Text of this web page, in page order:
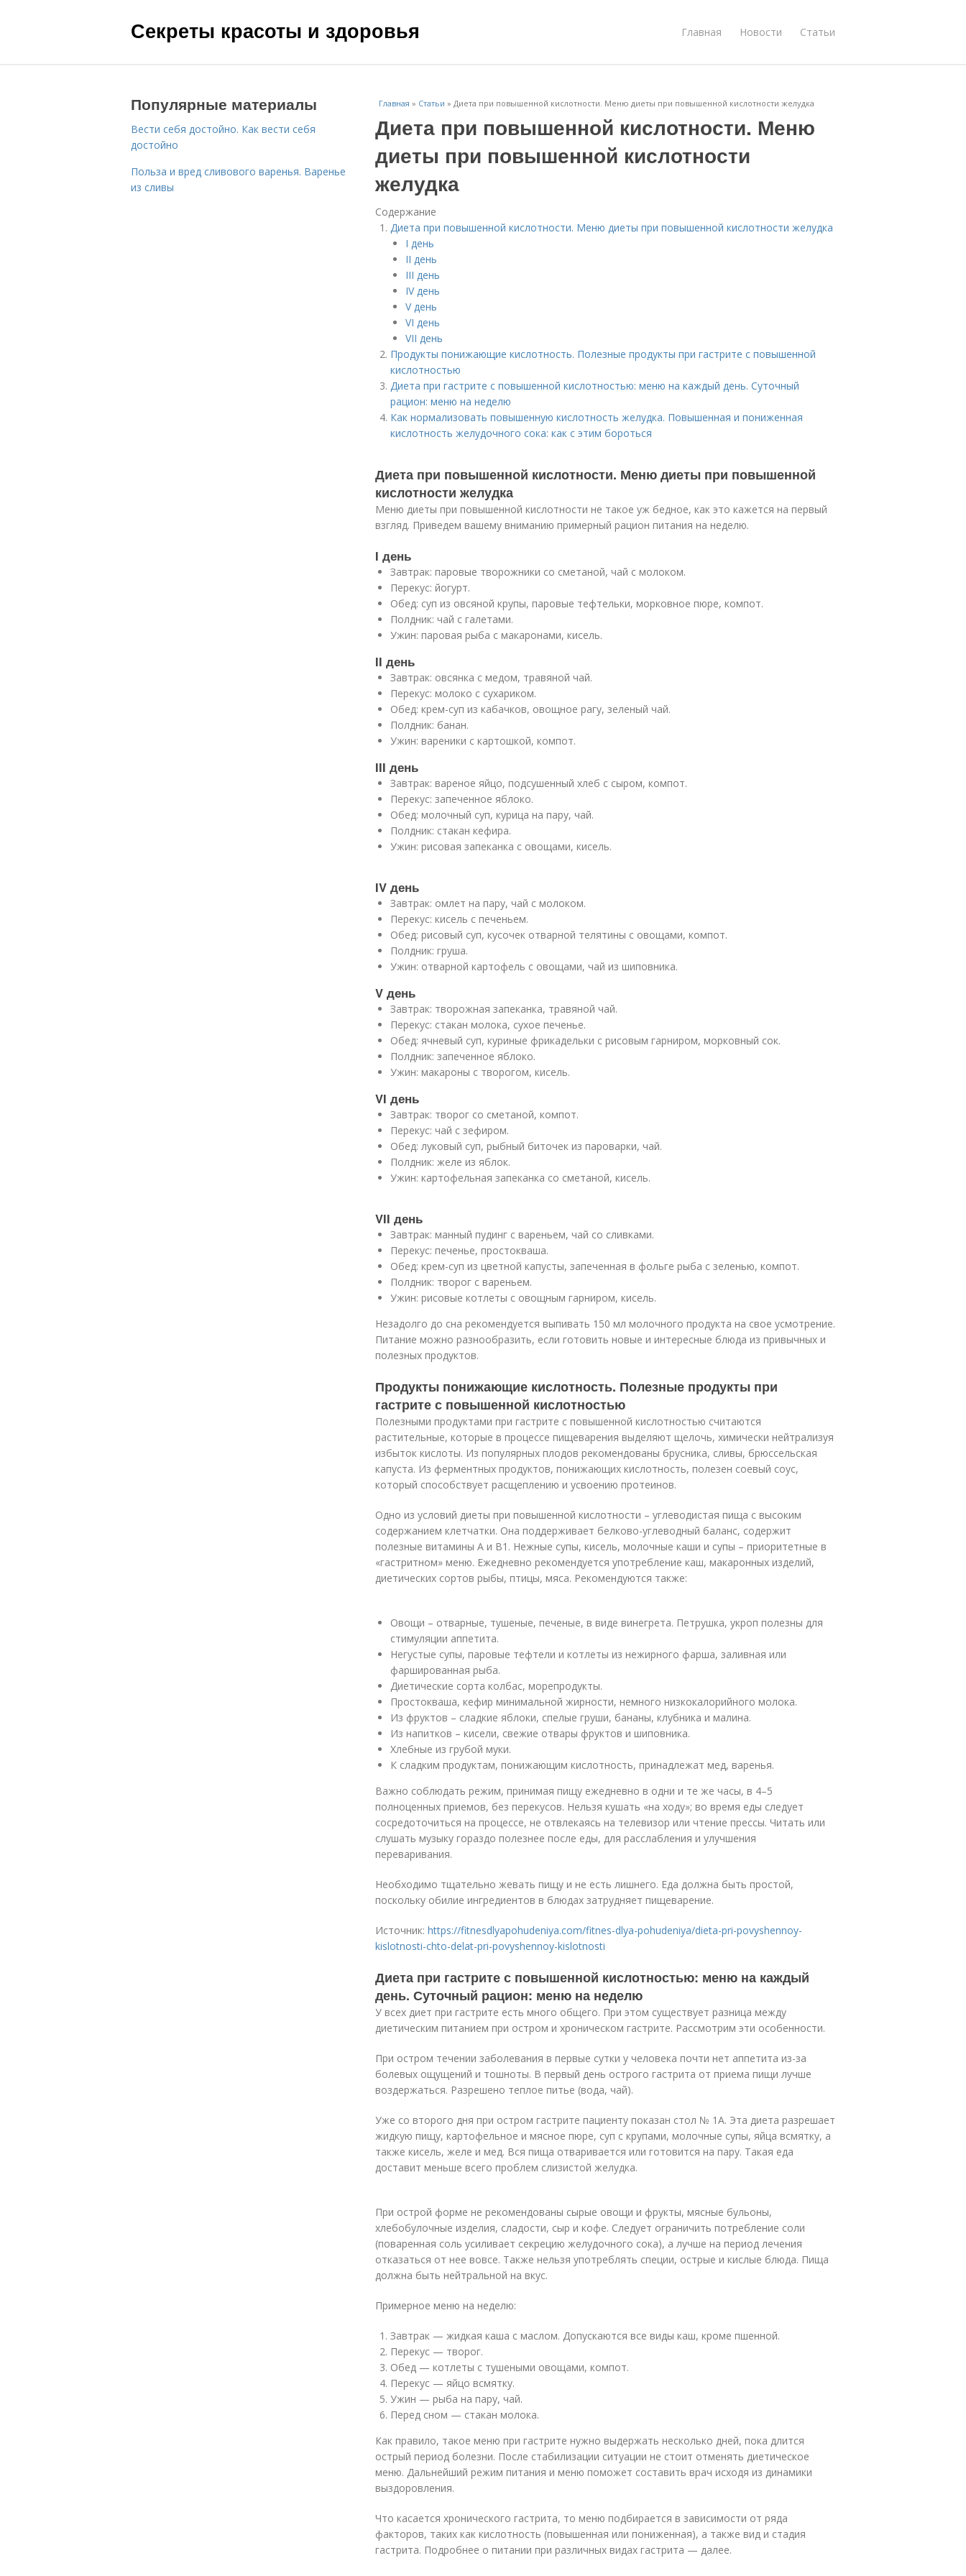
Секреты красоты и здоровья Главная Новости Статьи
Главная » Статьи » Диета при повышенной кислотности. Меню диеты при повышенной кислотности желудка
Диета при повышенной кислотности. Меню
диеты при повышенной кислотности
желудка
Содержание
Диета при повышенной кислотности. Меню диеты при повышенной кислотности желудка
I день
II день
III день
IV день
V день
VI день
VII день
Продукты понижающие кислотность. Полезные продукты при гастрите с повышенной
кислотностью
Диета при гастрите с повышенной кислотностью: меню на каждый день. Суточный
рацион: меню на неделю
Как нормализовать повышенную кислотность желудка. Повышенная и пониженная
кислотность желудочного сока: как с этим бороться
Диета при повышенной кислотности. Меню диеты при повышенной
кислотности желудка
Меню диеты при повышенной кислотности не такое уж бедное, как это кажется на первый
взгляд. Приведем вашему вниманию примерный рацион питания на неделю.
I день
Завтрак: паровые творожники со сметаной, чай с молоком.
Перекус: йогурт.
Обед: суп из овсяной крупы, паровые тефтельки, морковное пюре, компот.
Полдник: чай с галетами.
Ужин: паровая рыба с макаронами, кисель.
II день
Завтрак: овсянка с медом, травяной чай.
Перекус: молоко с сухариком.
Обед: крем-суп из кабачков, овощное рагу, зеленый чай.
Полдник: банан.
Ужин: вареники с картошкой, компот.
III день
Завтрак: вареное яйцо, подсушенный хлеб с сыром, компот.
Перекус: запеченное яблоко.
Обед: молочный суп, курица на пару, чай.
Полдник: стакан кефира.
Ужин: рисовая запеканка с овощами, кисель.
IV день
Завтрак: омлет на пару, чай с молоком.
Перекус: кисель с печеньем.
Обед: рисовый суп, кусочек отварной телятины с овощами, компот.
Полдник: груша.
Ужин: отварной картофель с овощами, чай из шиповника.
V день
Завтрак: творожная запеканка, травяной чай.
Перекус: стакан молока, сухое печенье.
Обед: ячневый суп, куриные фрикадельки с рисовым гарниром, морковный сок.
Полдник: запеченное яблоко.
Ужин: макароны с творогом, кисель.
VI день
Завтрак: творог со сметаной, компот.
Перекус: чай с зефиром.
Обед: луковый суп, рыбный биточек из пароварки, чай.
Полдник: желе из яблок.
Ужин: картофельная запеканка со сметаной, кисель.
VII день
Завтрак: манный пудинг с вареньем, чай со сливками.
Перекус: печенье, простокваша.
Обед: крем-суп из цветной капусты, запеченная в фольге рыба с зеленью, компот.
Полдник: творог с вареньем.
Ужин: рисовые котлеты с овощным гарниром, кисель.
Незадолго до сна рекомендуется выпивать 150 мл молочного продукта на свое усмотрение.
Питание можно разнообразить, если готовить новые и интересные блюда из привычных и
полезных продуктов.
Продукты понижающие кислотность. Полезные продукты при
гастрите с повышенной кислотностью
Полезными продуктами при гастрите с повышенной кислотностью считаются
растительные, которые в процессе пищеварения выделяют щелочь, химически нейтрализуя
избыток кислоты. Из популярных плодов рекомендованы брусника, сливы, брюссельская
капуста. Из ферментных продуктов, понижающих кислотность, полезен соевый соус,
который способствует расщеплению и усвоению протеинов.
Одно из условий диеты при повышенной кислотности – углеводистая пища с высоким
содержанием клетчатки. Она поддерживает белково-углеводный баланс, содержит
полезные витамины А и В1. Нежные супы, кисель, молочные каши и супы – приоритетные в
«гастритном» меню. Ежедневно рекомендуется употребление каш, макаронных изделий,
диетических сортов рыбы, птицы, мяса. Рекомендуются также:
Овощи – отварные, тушеные, печеные, в виде винегрета. Петрушка, укроп полезны для
стимуляции аппетита.
Негустые супы, паровые тефтели и котлеты из нежирного фарша, заливная или
фаршированная рыба.
Диетические сорта колбас, морепродукты.
Простокваша, кефир минимальной жирности, немного низкокалорийного молока.
Из фруктов – сладкие яблоки, спелые груши, бананы, клубника и малина.
Из напитков – кисели, свежие отвары фруктов и шиповника.
Хлебные из грубой муки.
К сладким продуктам, понижающим кислотность, принадлежат мед, варенья.
Важно соблюдать режим, принимая пищу ежедневно в одни и те же часы, в 4–5
полноценных приемов, без перекусов. Нельзя кушать «на ходу»; во время еды следует
сосредоточиться на процессе, не отвлекаясь на телевизор или чтение прессы. Читать или
слушать музыку гораздо полезнее после еды, для расслабления и улучшения
переваривания.
Необходимо тщательно жевать пищу и не есть лишнего. Еда должна быть простой,
поскольку обилие ингредиентов в блюдах затрудняет пищеварение.
Источник: https://fitnesdlyapohudeniya.com/fitnes-dlya-pohudeniya/dieta-pri-povyshennoy-
kislotnosti-chto-delat-pri-povyshennoy-kislotnosti
Диета при гастрите с повышенной кислотностью: меню на каждый
день. Суточный рацион: меню на неделю
У всех диет при гастрите есть много общего. При этом существует разница между
диетическим питанием при остром и хроническом гастрите. Рассмотрим эти особенности.
При остром течении заболевания в первые сутки у человека почти нет аппетита из-за
болевых ощущений и тошноты. В первый день острого гастрита от приема пищи лучше
воздержаться. Разрешено теплое питье (вода, чай).
Уже со второго дня при остром гастрите пациенту показан стол № 1А. Эта диета разрешает
жидкую пищу, картофельное и мясное пюре, суп с крупами, молочные супы, яйца всмятку, а
также кисель, желе и мед. Вся пища отваривается или готовится на пару. Такая еда
доставит меньше всего проблем слизистой желудка.
При острой форме не рекомендованы сырые овощи и фрукты, мясные бульоны,
хлебобулочные изделия, сладости, сыр и кофе. Следует ограничить потребление соли
(поваренная соль усиливает секрецию желудочного сока), а лучше на период лечения
отказаться от нее вовсе. Также нельзя употреблять специи, острые и кислые блюда. Пища
должна быть нейтральной на вкус.
Примерное меню на неделю:
Завтрак — жидкая каша c маслом. Допускаются все виды каш, кроме пшенной.
Перекус — творог.
Обед — котлеты с тушеными овощами, компот.
Перекус — яйцо всмятку.
Ужин — рыба на пару, чай.
Перед сном — стакан молока.
Как правило, такое меню при гастрите нужно выдержать несколько дней, пока длится
острый период болезни. После стабилизации ситуации не стоит отменять диетическое
меню. Дальнейший режим питания и меню поможет составить врач исходя из динамики
выздоровления.
Что касается хронического гастрита, то меню подбирается в зависимости от ряда
факторов, таких как кислотность (повышенная или пониженная), а также вид и стадия
гастрита. Подробнее о питании при различных видах гастрита — далее.
Популярные материалы
Вести себя достойно. Как вести себя
достойно
Польза и вред сливового варенья. Варенье
из сливы